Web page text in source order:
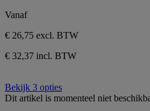
sterren.
Vanaf
€ 26,75 excl. BTW
€ 32,37 incl. BTW
Bekijk 3 opties
Dit artikel is momenteel niet